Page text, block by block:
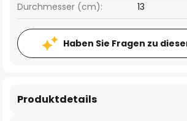
Durchmesser (cm):
13
Haben Sie Fragen zu
Produktdetails